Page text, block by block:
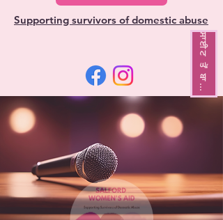
Supporting survivors of domestic abuse
ਸਾ
ਈ
ਟ
ਤੋਂ
ਬਾ
ਹ
ਰ
ਜਾ
ਓ